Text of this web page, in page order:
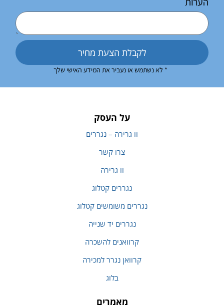
לקבלת הצעת מחיר
* לא נשתמש או נעביר את המידע האישי שלך
על העסק
וו גרירה – נגררים
צרו קשר
וו גרירה
נגררים קטלוג
נגררים משומשים קטלוג
נגררים יד שנייה
קרוואנים להשכרה
קרוואן נגרר למכירה
בלוג
מאמרים